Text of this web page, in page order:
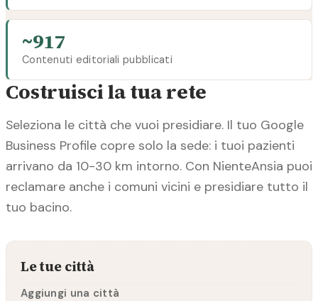
~917
Contenuti editoriali pubblicati
Costruisci la tua rete
Seleziona le città che vuoi presidiare. Il tuo Google
Business Profile copre solo la sede: i tuoi pazienti
arrivano da 10-30 km intorno. Con NienteAnsia puoi
reclamare anche i comuni vicini e presidiare tutto il
tuo bacino.
Le tue città
Aggiungi una città